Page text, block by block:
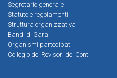
Segretario generale
Statuto e regolamenti
Struttura organizzativa
Bandi di Gara
Organismi partecipati
Collegio dei Revisori dei Conti